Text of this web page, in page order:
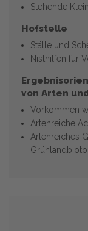
Stehende
Hofstelle
Ställe und
Nisthilfen für
von Arten
Vorkommen
Artenreiche
Artenreiches